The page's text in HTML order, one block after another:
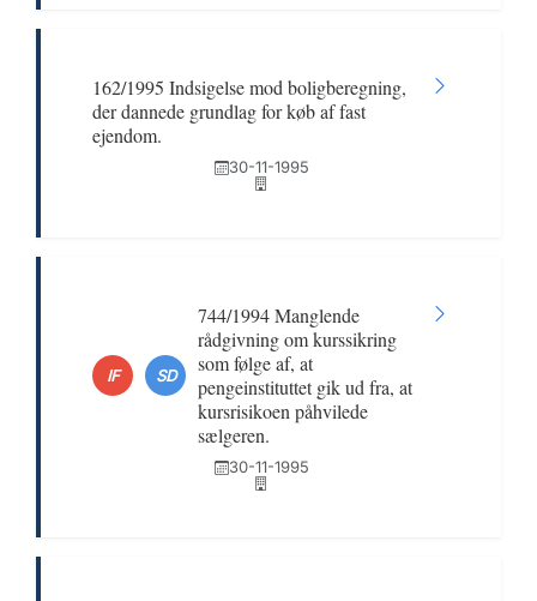
162/1995 Indsigelse mod boligberegning,
der dannede grundlag for køb af fast
ejendom.
30-11-1995
IF SD
744/1994 Manglende
rådgivning om kurssikring
som følge af, at
pengeinstituttet gik ud fra, at
kursrisikoen påhvilede
sælgeren.
30-11-1995